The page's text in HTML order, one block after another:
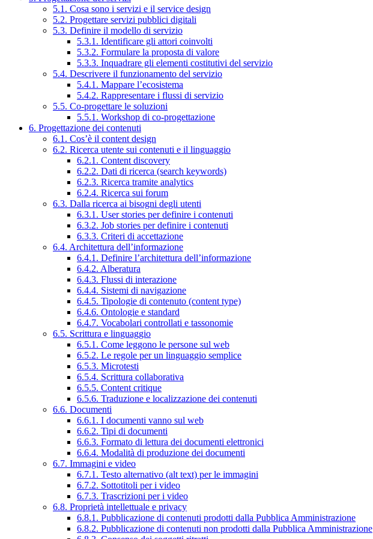
5.1. Cosa sono i servizi e il service design
5.2. Progettare servizi pubblici digitali
5.3. Definire il modello di servizio
5.3.1. Identificare gli attori coinvolti
5.3.2. Formulare la proposta di valore
5.3.3. Inquadrare gli elementi costitutivi del servizio
5.4. Descrivere il funzionamento del servizio
5.4.1. Mappare l’ecosistema
5.4.2. Rappresentare i flussi di servizio
5.5. Co-progettare le soluzioni
5.5.1. Workshop di co-progettazione
6. Progettazione dei contenuti
6.1. Cos’è il content design
6.2. Ricerca utente sui contenuti e il linguaggio
6.2.1. Content discovery
6.2.2. Dati di ricerca (search keywords)
6.2.3. Ricerca tramite analytics
6.2.4. Ricerca sui forum
6.3. Dalla ricerca ai bisogni degli utenti
6.3.1. User stories per definire i contenuti
6.3.2. Job stories per definire i contenuti
6.3.3. Criteri di accettazione
6.4. Architettura dell’informazione
6.4.1. Definire l’architettura dell’informazione
6.4.2. Alberatura
6.4.3. Flussi di interazione
6.4.4. Sistemi di navigazione
6.4.5. Tipologie di contenuto (content type)
6.4.6. Ontologie e standard
6.4.7. Vocabolari controllati e tassonomie
6.5. Scrittura e linguaggio
6.5.1. Come leggono le persone sul web
6.5.2. Le regole per un linguaggio semplice
6.5.3. Microtesti
6.5.4. Scrittura collaborativa
6.5.5. Content critique
6.5.6. Traduzione e localizzazione dei contenuti
6.6. Documenti
6.6.1. I documenti vanno sul web
6.6.2. Tipi di documenti
6.6.3. Formato di lettura dei documenti elettronici
6.6.4. Modalità di produzione dei documenti
6.7. Immagini e video
6.7.1. Testo alternativo (alt text) per le immagini
6.7.2. Sottotitoli per i video
6.7.3. Trascrizioni per i video
6.8. Proprietà intellettuale e privacy
6.8.1. Pubblicazione di contenuti prodotti dalla Pubblica Amministrazione
6.8.2. Pubblicazione di contenuti non prodotti dalla Pubblica Amministrazione